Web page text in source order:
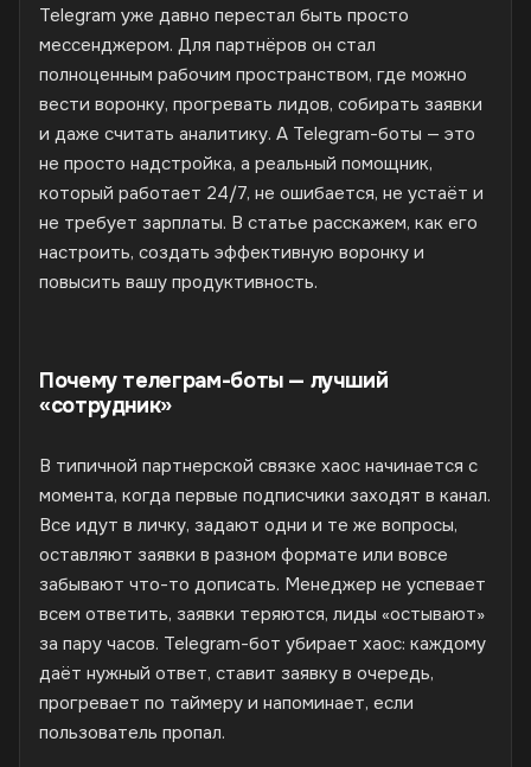
Telegram уже давно перестал быть просто
мессенджером. Для партнёров он стал
полноценным рабочим пространством, где можно
вести воронку, прогревать лидов, собирать заявки
и даже считать аналитику. А Telegram-боты — это
не просто надстройка, а реальный помощник,
который работает 24/7, не ошибается, не устаёт и
не требует зарплаты. В статье расскажем, как его
настроить, создать эффективную воронку и
повысить вашу продуктивность.
Почему телеграм-боты — лучший
«сотрудник»
В типичной партнерской связке хаос начинается с
момента, когда первые подписчики заходят в канал.
Все идут в личку, задают одни и те же вопросы,
оставляют заявки в разном формате или вовсе
забывают что-то дописать. Менеджер не успевает
всем ответить, заявки теряются, лиды «остывают»
за пару часов. Telegram-бот убирает хаос: каждому
даёт нужный ответ, ставит заявку в очередь,
прогревает по таймеру и напоминает, если
пользователь пропал.